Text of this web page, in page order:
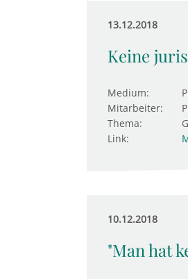
13.12.2018
Keine
Medium:
Mitarbeiter:
Thema:
Link:
10.12.2018
"Man hat